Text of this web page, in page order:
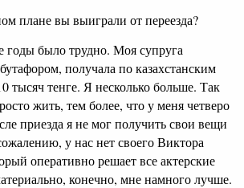
плане вы выиграли от переезда?
было трудно. Моя супруга
получала по казахстанским
тысяч тенге. Я несколько больше. Так
жить, тем более, что у меня четверо
приезда я не мог получить свои вещи
у нас нет своего Виктора
оперативно решает все актерские
конечно, мне намного лучше.